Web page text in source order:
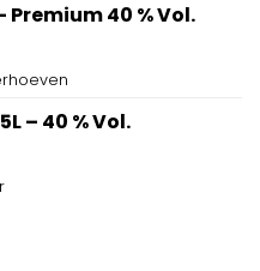
Premium 40 % Vol.
– 40 % Vol.